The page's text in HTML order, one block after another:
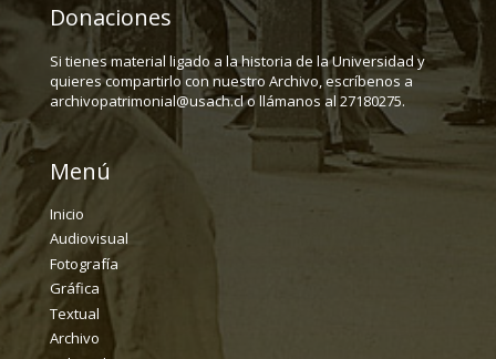
Donaciones
Si tienes material ligado a la historia de la Universidad y
quieres compartirlo con nuestro Archivo, escríbenos a
archivopatrimonial@usach.cl o llámanos al 27180275.
Menú
Inicio
Audiovisual
Fotografía
Gráfica
Textual
Archivo